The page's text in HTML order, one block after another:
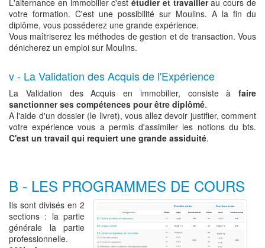
L'alternance en immobilier c'estétudier et travaillerau cours de
votre formation. C'est une possibilité sur Moulins. A la fin du
diplôme, vous posséderez une grande expérience.
Vous maîtriserez les méthodes de gestion et de transaction. Vous
dénicherez un emploi sur Moulins.
v - La Validation des Acquis de l'Expérience
La Validation des Acquis en immobilier, consiste à faire
sanctionner ses compétences pour être diplômé.
A l'aide d'un dossier (le livret), vous allez devoir justifier, comment
votre expérience vous a permis d'assimiler les notions du bts.
C'est un travail qui requiert une grande assiduité.
B - LES PROGRAMMES DE COURS
Ils sont divisés en 2
sections : la partie
générale la partie
professionnelle.